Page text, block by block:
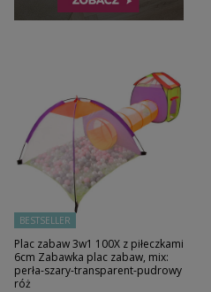
BESTSELLER
Plac zabaw 3w1 100X z piłeczkami
6cm Zabawka plac zabaw, mix:
perła-szary-transparent-pudrowy
róż